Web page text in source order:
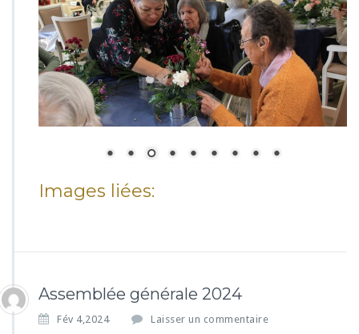
Images liées:
Assemblée générale 2024
Fév 4,2024 Laisser un commentaire